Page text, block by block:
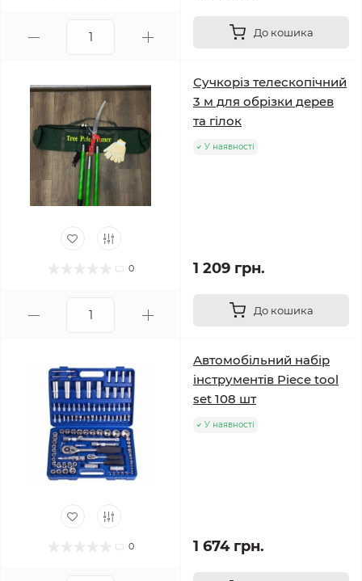
До кошика
0
Сучкоріз телескопічний
3 м для обрізки дерев
та гілок
У наявності
1 209 грн.
До кошика
0
Автомобільний набір
інструментів Piece tool
set 108 шт
У наявності
1 674 грн.